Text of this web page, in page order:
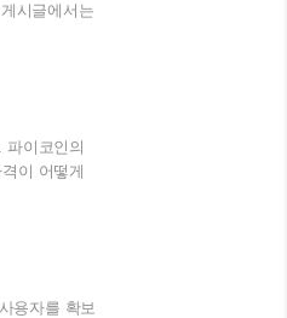
시글에서는
파이코인
그레이션
한은 2025
파이코인의
이 어떻게
정, 투자 가
게 채굴할
, 사용자 친
용자를 확보